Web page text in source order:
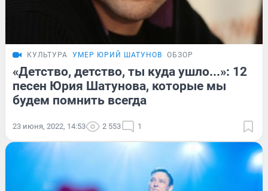
КУЛЬТУРА УМЕР ЮРИЙ ШАТУНОВ ОБЗОР
«Детство, детство, ты куда ушло...»: 12
песен Юрия Шатунова, которые мы
будем помнить всегда
23 июня, 2022, 14:53 2 553 1